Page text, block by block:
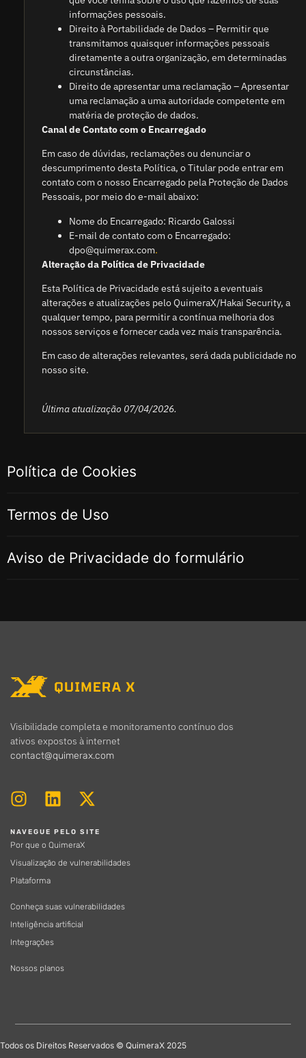
Política de Cookies
Termos de Uso
Aviso de Privacidade do formulário
informações pessoais.
Direito à Portabilidade de Dados – Permitir que
transmitamos quaisquer informações pessoais
diretamente a outra organização, em determinadas
circunstâncias.
Direito de apresentar uma reclamação – Apresentar
uma reclamação a uma autoridade competente em
matéria de proteção de dados.
Canal de Contato com o Encarregado
Em caso de dúvidas, reclamações ou denunciar o
descumprimento desta Política, o Titular pode entrar em
contato com o nosso Encarregado pela Proteção de Dados
Pessoais, por meio do e-mail abaixo:
Nome do Encarregado: Ricardo Galossi
E-mail de contato com o Encarregado:
dpo@quimerax.com.
Alteração da Política de Privacidade
Esta Política de Privacidade está sujeito a eventuais
alterações e atualizações pelo QuimeraX/Hakai Security, a
qualquer tempo, para permitir a contínua melhoria dos
nossos serviços e fornecer cada vez mais transparência.
Em caso de alterações relevantes, será dada publicidade no
nosso site.
Última atualização 07/04/2026.
Visibilidade completa e monitoramento contínuo dos
ativos expostos à internet
contact@quimerax.com
NAVEGUE PELO SITE
Por que o QuimeraX
Visualização de vulnerabilidades
Plataforma
Conheça suas vulnerabilidades
Inteligência artificial
Integrações
Nossos planos
Todos os Direitos Reservados © QuimeraX 2025